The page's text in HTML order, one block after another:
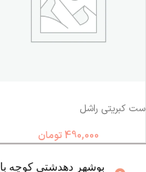
ست کبریتی راشل
490,000 تومان